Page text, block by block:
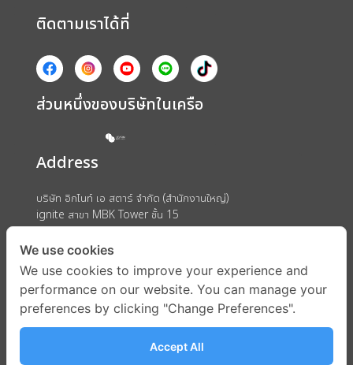
ติดตามเราได้ที่
ส่วนหนึ่งของบริษัทในเครือ
Address
บริษัท อิกไนท์ เอ สตาร์ จำกัด (สำนักงานใหญ่)
ignite สาขา MBK Tower ชั้น 15
ถนนพญาไท แขวงวังใหม่ เขตปทุมวัน กรุงเทพมหานคร 10330
We use cookies
We use cookies to improve your experience and
performance on our website. You can manage your
preferences by clicking "Change Preferences".
Accept All